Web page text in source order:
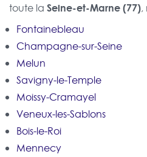
toute la Seine-et-Marne (77),
Fontainebleau
Champagne-sur-Seine
Melun
Savigny-le-Temple
Moissy-Cramayel
Veneux-les-Sablons
Bois-le-Roi
Mennecy